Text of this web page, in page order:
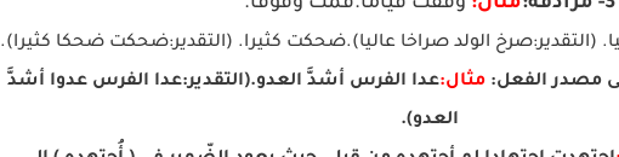
(التقدير:صرخ الولد صراخا عاليا).ضحكت كثيرا. (التقدير:ضحكت ضحكا كثيرا).
مثال:عدا الفرس أشدَّ العدو.(التقدير:عدا الفرس عدوا أشدَّ
العدو).